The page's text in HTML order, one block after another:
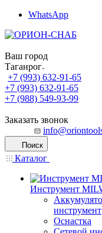
WhatsApp
Ваш город
Таганрог
+7 (993) 632-91-65
+7 (993) 632-91-65
+7 (988) 549-93-99
Заказать звонок
Поиск
Каталог
Инструмент
инструмент
Оснастка